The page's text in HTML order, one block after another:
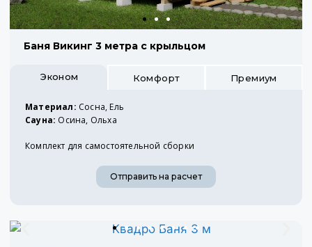
Баня Викинг 3 метра с крыльцом
Эконом Комфорт Премиум
Материал: Сосна, Ель
Сауна: Осина, Ольха
Комплект для самостоятельной сборки
Отправить на расчет